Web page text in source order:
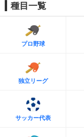
種目一覧
プロ野球
独立リーグ
サッカー代表